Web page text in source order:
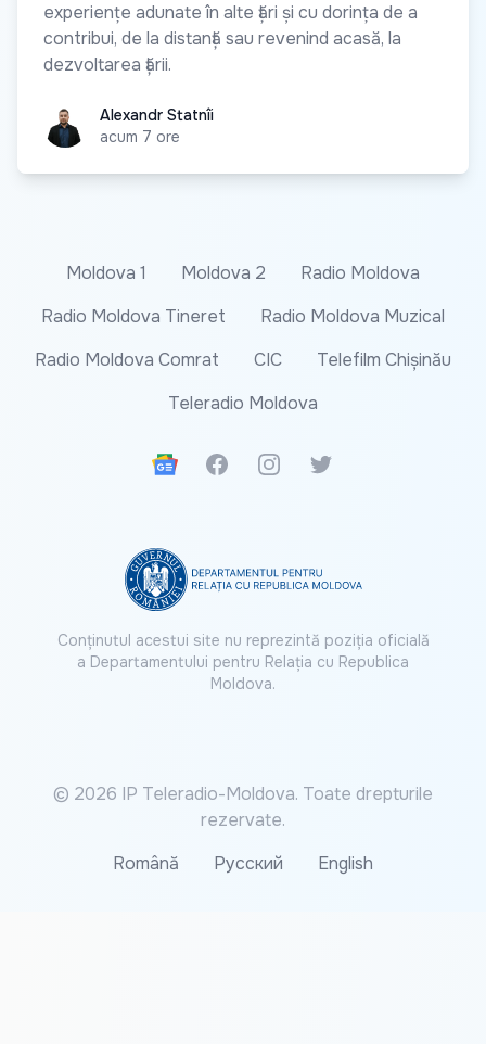
experiențe adunate în alte țări și cu dorința de a
contribui, de la distanță sau revenind acasă, la
dezvoltarea țării.
Alexandr Statnîi
Alexandr Statnîi
acum 7 ore
Moldova 1 Moldova 2
Radio Moldova
Radio Moldova Tineret
Radio Moldova Muzical
Radio Moldova Comrat
CIC
Telefilm Chișinău
Teleradio Moldova
Google News
FacebookInstagramTwitter
Conținutul acestui site nu reprezintă poziția oficială
a Departamentului pentru Relația cu Republica
Moldova.
© 2026 IP Teleradio-Moldova. Toate drepturile
rezervate.
Română
Русский English